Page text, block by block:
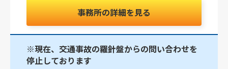
事務所の詳細を見る
※現在、交通事故の羅針盤からの問い合わせを
停止しております